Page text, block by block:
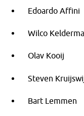
Edoardo Affini
Wilco
Olav Kooij
Steven
Bart Lemmen